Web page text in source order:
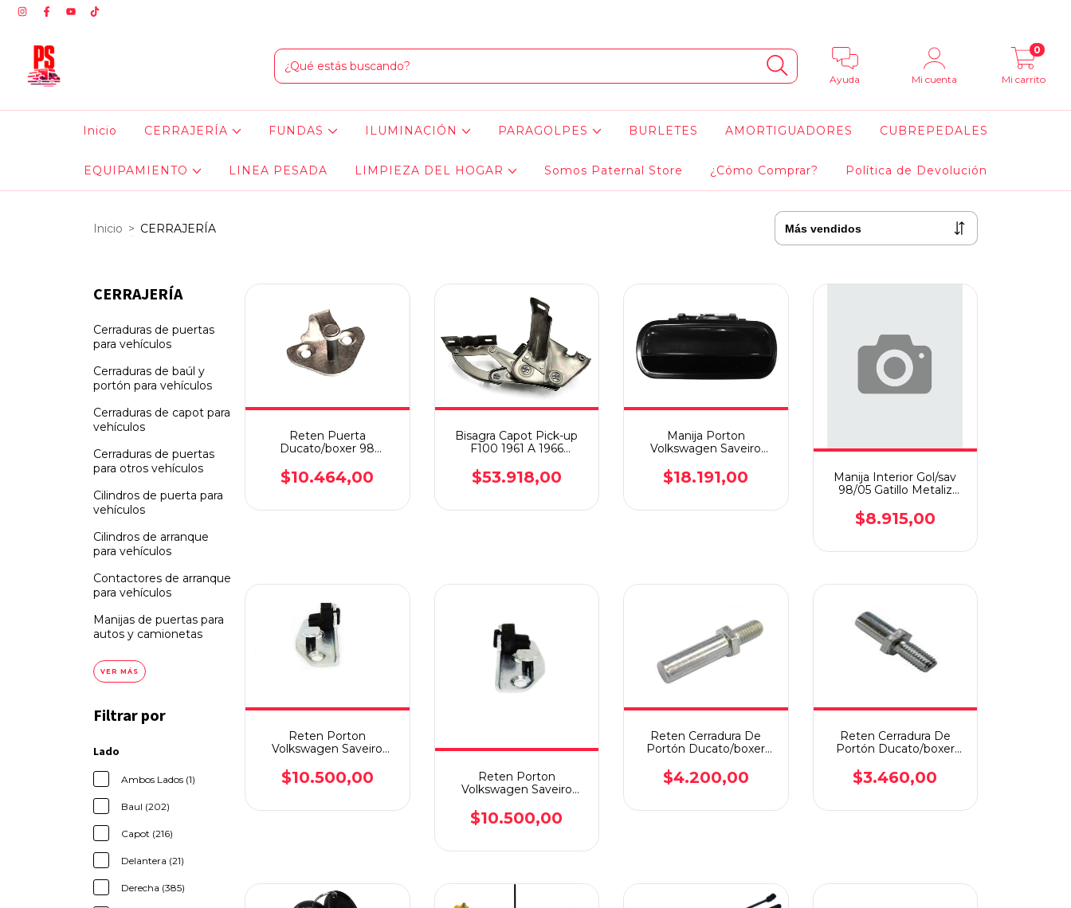
Ayuda Mi cuenta Mi carrito
0
Inicio CERRAJERÍA FUNDAS ILUMINACIÓN PARAGOLPES BURLETES AMORTIGUADORES CUBREPEDALES
EQUIPAMIENTO LINEA PESADA LIMPIEZA DEL HOGAR Somos Paternal Store ¿Cómo Comprar? Política de Devolución
Inicio > CERRAJERÍA
CERRAJERÍA
Cerraduras de puertas
para vehículos
Cerraduras de baúl y
portón para vehículos
Cerraduras de capot para
vehículos
Cerraduras de puertas
para otros vehículos
Cilindros de puerta para
vehículos
Cilindros de arranque
para vehículos
Contactores de arranque
para vehículos
Manijas de puertas para
autos y camionetas
VER MÁS
Filtrar por
Lado
Ambos Lados (1)
Baul (202)
Capot (216)
Delantera (21)
Derecha (385)
Reten Puerta
Ducato/boxer 98
$10.464,00
Bisagra Capot Pick-up
F100 1961 A 1966
$53.918,00
Manija Porton
Volkswagen Saveiro
$18.191,00
Manija Interior Gol/sav
98/05 Gatillo Metaliz
$8.915,00
Reten Porton
Volkswagen Saveiro
$10.500,00
Reten Porton
Volkswagen Saveiro
$10.500,00
Reten Cerradura De
Portón Ducato/boxer
$4.200,00
Reten Cerradura De
Portón Ducato/boxer
$3.460,00